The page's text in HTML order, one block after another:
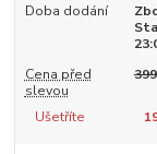
Doba dodání
Cena před
slevou
Ušetříte